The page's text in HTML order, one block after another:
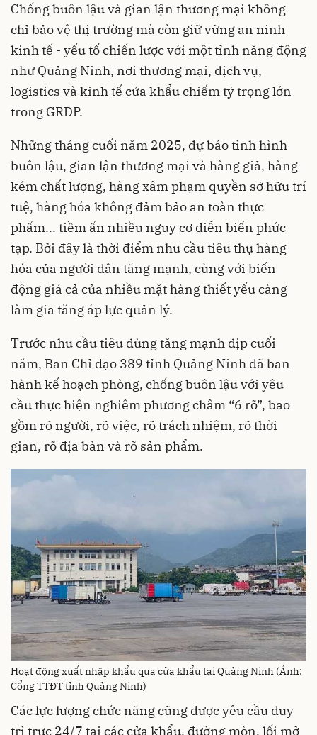
Chống buôn lậu và gian lận thương mại không
chỉ bảo vệ thị trường mà còn giữ vững an ninh
kinh tế - yếu tố chiến lược với một tỉnh năng động
như Quảng Ninh, nơi thương mại, dịch vụ,
logistics và kinh tế cửa khẩu chiếm tỷ trọng lớn
trong GRDP.
Những tháng cuối năm 2025, dự báo tình hình
buôn lậu, gian lận thương mại và hàng giả, hàng
kém chất lượng, hàng xâm phạm quyền sở hữu trí
tuệ, hàng hóa không đảm bảo an toàn thực
phẩm... tiềm ẩn nhiều nguy cơ diễn biến phức
tạp. Bởi đây là thời điểm nhu cầu tiêu thụ hàng
hóa của người dân tăng mạnh, cùng với biến
động giá cả của nhiều mặt hàng thiết yếu càng
làm gia tăng áp lực quản lý.
Trước nhu cầu tiêu dùng tăng mạnh dịp cuối
năm, Ban Chỉ đạo 389 tỉnh Quảng Ninh đã ban
hành kế hoạch phòng, chống buôn lậu với yêu
cầu thực hiện nghiêm phương châm “6 rõ”, bao
gồm rõ người, rõ việc, rõ trách nhiệm, rõ thời
gian, rõ địa bàn và rõ sản phẩm.
Hoạt động xuất nhập khẩu qua cửa khẩu tại Quảng Ninh (Ảnh:
Cổng TTĐT tỉnh Quảng Ninh)
Các lực lượng chức năng cũng được yêu cầu duy
trì trực 24/7 tại các cửa khẩu, đường mòn, lối mở